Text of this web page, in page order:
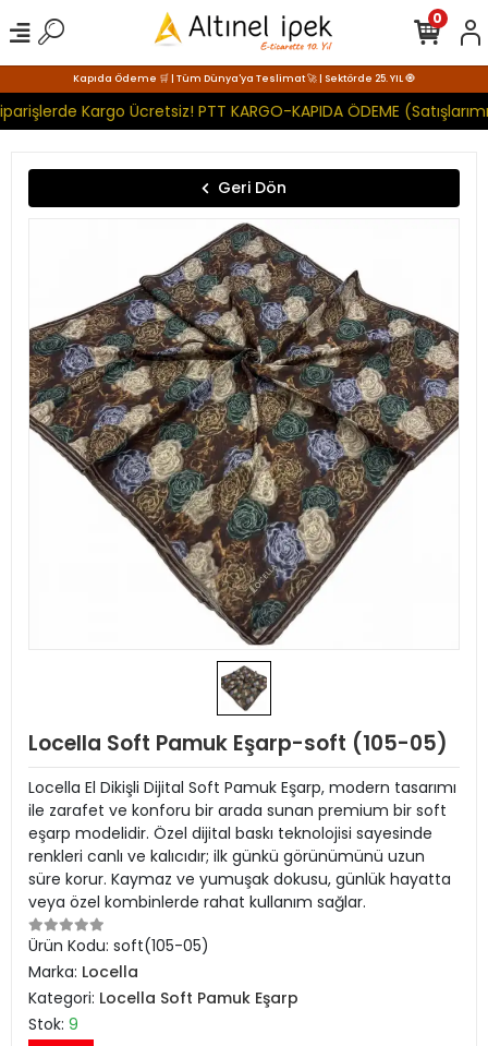
Kapıda Ödeme 🛒 | Tüm Dünya'ya Teslimat 🚀 | Sektörde 25. YIL 🧿
Kargo Ücretsiz! PTT KARGO-KAPIDA ÖDEME
0
Geri Dön
Locella Soft Pamuk Eşarp-soft (105-05)
Locella El Dikişli Dijital Soft Pamuk Eşarp, modern tasarımı
ile zarafet ve konforu bir arada sunan premium bir soft
eşarp modelidir. Özel dijital baskı teknolojisi sayesinde
renkleri canlı ve kalıcıdır; ilk günkü görünümünü uzun
süre korur. Kaymaz ve yumuşak dokusu, günlük hayatta
veya özel kombinlerde rahat kullanım sağlar.
Ürün Kodu: soft(105-05)
Marka: Locella
Kategori: Locella Soft Pamuk Eşarp
Stok: 9